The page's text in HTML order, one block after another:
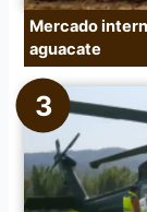
Mercado
aguacate